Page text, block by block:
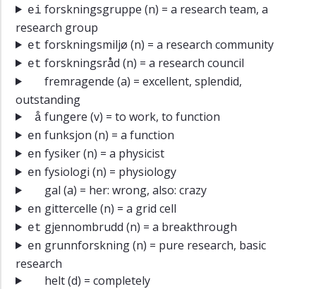
ei forskningsgruppe (n) = a research team, a
research group
et forskningsmiljø (n) = a research community
et forskningsråd (n) = a research council
fremragende (a) = excellent, splendid,
outstanding
å fungere (v) = to work, to function
en funksjon (n) = a function
en fysiker(n) = a physicist
en fysiologi (n) = physiology
gal (a) = her: wrong, also: crazy
en gittercelle (n) = a grid cell
et gjennombrudd (n) = a breakthrough
en grunnforskning(n) = pure research, basic
research
helt(d) = completely